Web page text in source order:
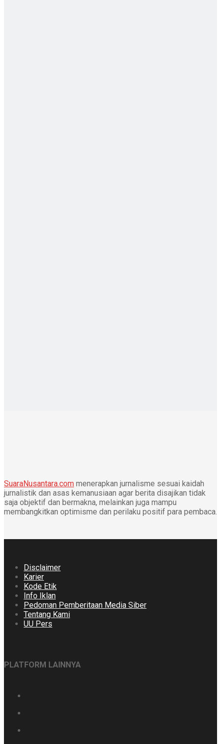
SuaraNusantara.com menerapkan jurnalisme sesuai kaidah
jurnalistik dan asas kemanusiaan agar berita disajikan tidak
saja objektif dan bermakna, melainkan juga mampu
membangkitkan optimisme dan perilaku positif para pembaca.
Disclaimer
Karier
Kode Etik
Info Iklan
Pedoman Pemberitaan Media Siber
Tentang Kami
UU Pers
PLATFORM LAINNYA